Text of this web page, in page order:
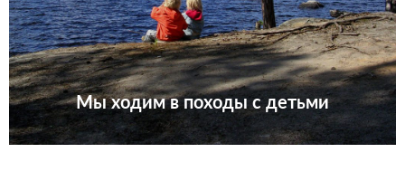
Мы ходим в походы с детьми